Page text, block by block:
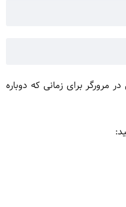
مرورگر برای زمانی که دوباره